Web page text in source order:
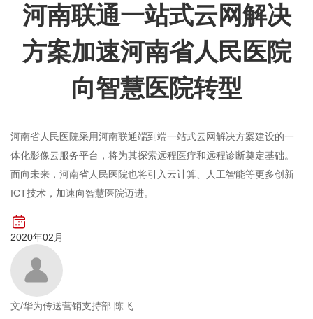
河南联通一站式云网解决
方案加速河南省人民医院
向智慧医院转型
河南省人民医院采用河南联通端到端一站式云网解决方案建设的一
体化影像云服务平台，将为其探索远程医疗和远程诊断奠定基础。
面向未来，河南省人民医院也将引入云计算、人工智能等更多创新
ICT技术，加速向智慧医院迈进。
2020年02月
文/华为传送营销支持部 陈飞